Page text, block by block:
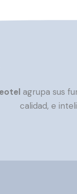
agrupa sus
calidad, e